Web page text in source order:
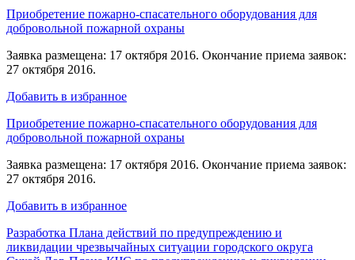
Приобретение пожарно-спасательного оборудования для
добровольной пожарной охраны
Заявка размещена: 17 октября 2016. Окончание приема заявок:
27 октября 2016.
Добавить в избранное
Приобретение пожарно-спасательного оборудования для
добровольной пожарной охраны
Заявка размещена: 17 октября 2016. Окончание приема заявок:
27 октября 2016.
Добавить в избранное
Разработка Плана действий по предупреждению и
ликвидации чрезвычайных ситуации городского округа